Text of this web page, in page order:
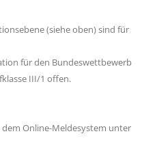
(siehe oben) sind für
für den Bundeswettbewerb
III/1 offen.
Online-Meldesystem unter